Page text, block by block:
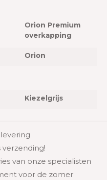
Orion Premium
overkapping
Orion
Kiezelgrijs
verzending!
van onze specialisten
voor de zomer